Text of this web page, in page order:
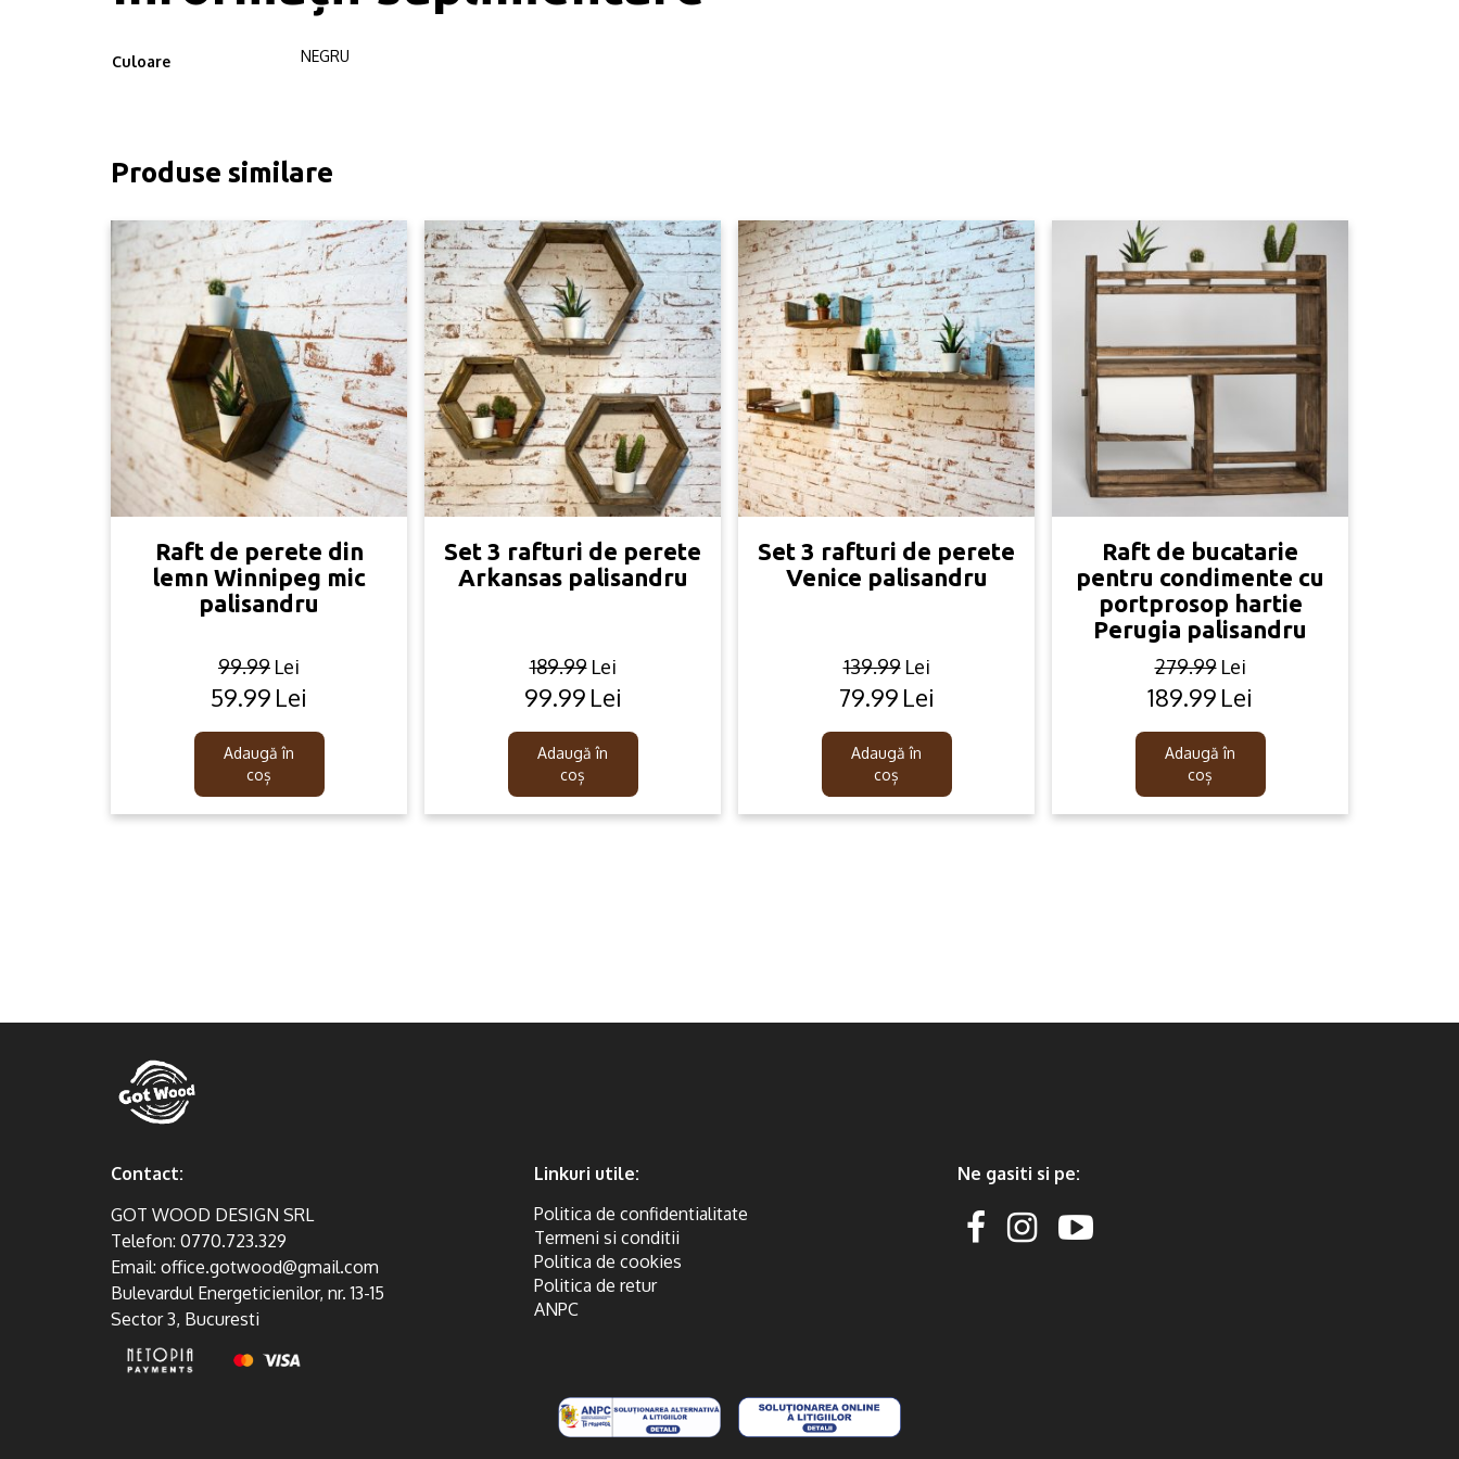
Culoare NEGRU
Produse similare
Raft de perete din
lemn Winnipeg mic
palisandru
99.99 Lei
Original
was:
99.99lei.
59.99 Lei
Current
is:
59.99lei.
Adaugă în
coș
Set 3 rafturi de perete
Arkansas palisandru
189.99 Lei
Original
was:
189.99lei.
99.99 Lei
Current
is:
99.99lei.
Adaugă în
coș
Set 3 rafturi de perete
Venice palisandru
139.99 Lei
Original
was:
139.99lei.
79.99 Lei
Current
is:
79.99lei.
Adaugă în
coș
Raft de bucatarie
pentru condimente cu
portprosop hartie
Perugia palisandru
279.99 Lei
Original
was:
279.99lei.
189.99 Lei
Current
is:
189.99lei.
Adaugă în
coș
Contact:
GOT WOOD DESIGN SRL
Telefon: 0770.723.329
Email: office.gotwood@gmail.com
Bulevardul Energeticienilor, nr. 13-15
Sector 3, Bucuresti
Linkuri utile:
Politica de confidentialitate
Termeni si conditii
Politica de cookies
Politica de retur
ANPC
Ne gasiti si pe: